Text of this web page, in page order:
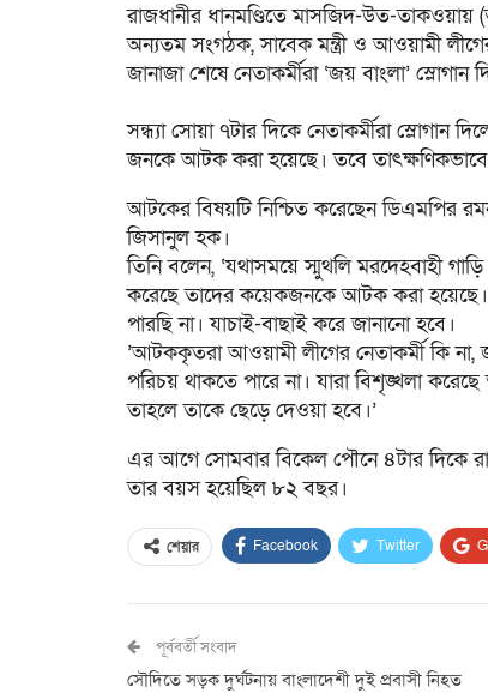
রাজধানীর ধানমণ্ডিতে মাসজিদ-উত-তাকওয়ায়
অন্যতম সংগঠক, সাবেক মন্ত্রী ও আওয়ামী
জানাজা শেষে নেতাকর্মীরা ‘জয় বাংলা’
সন্ধ্যা সোয়া ৭টার দিকে নেতাকর্মীরা স্লোগান
জনকে আটক করা হয়েছে। তবে তাৎক্ষণিকভাবে
আটকের বিষয়টি নিশ্চিত করেছেন ডিএমপির
জিসানুল হক।
তিনি বলেন, ‘যথাসময়ে স্মুথলি মরদেহবাহী
করেছে তাদের কয়েকজনকে আটক করা
পারছি না। যাচাই-বাছাই করে জানানো হবে।
’আটককৃতরা আওয়ামী লীগের নেতাকর্মী কি না,
পরিচয় থাকতে পারে না। যারা বিশৃঙ্খলা
তাহলে তাকে ছেড়ে দেওয়া হবে।’
এর আগে সোমবার বিকেল পৌনে ৪টার দিকে
তার বয়স হয়েছিল ৮২ বছর।
শেয়ার Facebook Twitter
পূর্ববর্তী সংবাদ
সৌদিতে সড়ক দুর্ঘটনায় বাংলাদেশী দুই প্রবাসী নিহত